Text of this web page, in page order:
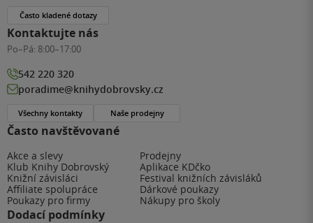
Často navštěvované
Akce a slevy
Prodejny
Klub Knihy Dobrovský
Aplikace KDčko
Knižní závisláci
Festival knižních závisláků
Affiliate spolupráce
Dárkové poukazy
Poukazy pro firmy
Nákupy pro školy
Dodací podmínky
Často kladené dotazy
Kontaktujte nás
Po–Pá: 8:00–17:00
542 220 320
poradime@knihydobrovsky.cz
Všechny kontakty Naše prodejny